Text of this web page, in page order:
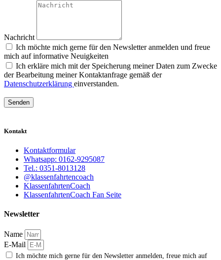
Nachricht
Ich möchte mich gerne für den Newsletter anmelden und freue
mich auf informative Neuigkeiten
Ich erkläre mich mit der Speicherung meiner Daten zum Zwecke
der Bearbeitung meiner Kontaktanfrage gemäß der
Datenschutzerklärung einverstanden.
Senden
Kontakt
Kontaktformular
Whatsapp: 0162-9295087
Tel.: 0351-8013128
@klassenfahrtencoach
KlassenfahrtenCoach
KlassenfahrtenCoach Fan Seite
Newsletter
Name
E-Mail
Ich möchte mich gerne für den Newsletter anmelden, freue mich auf